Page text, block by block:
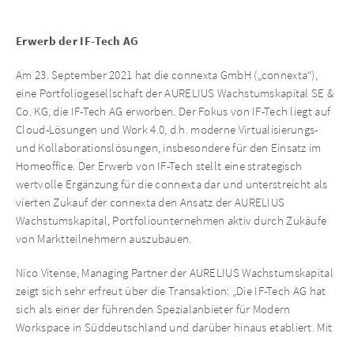
Erwerb der IF-Tech AG
Am 23. September 2021 hat die connexta GmbH („connexta“),
eine Portfoliogesellschaft der AURELIUS Wachstumskapital SE &
Co. KG, die IF-Tech AG erworben. Der Fokus von IF-Tech liegt auf
Cloud-Lösungen und Work 4.0, d.h. moderne Virtualisierungs-
und Kollaborationslösungen, insbesondere für den Einsatz im
Homeoffice. Der Erwerb von IF-Tech stellt eine strategisch
wertvolle Ergänzung für die connexta dar und unterstreicht als
vierten Zukauf der connexta den Ansatz der AURELIUS
Wachstumskapital, Portfoliounternehmen aktiv durch Zukäufe
von Marktteilnehmern auszubauen.
Nico Vitense, Managing Partner der AURELIUS Wachstumskapital
zeigt sich sehr erfreut über die Transaktion: „Die IF-Tech AG hat
sich als einer der führenden Spezialanbieter für Modern
Workspace in Süddeutschland und darüber hinaus etabliert. Mit